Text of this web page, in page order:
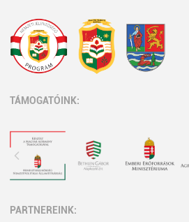
TÁMOGATÓINK:
PARTNEREINK: